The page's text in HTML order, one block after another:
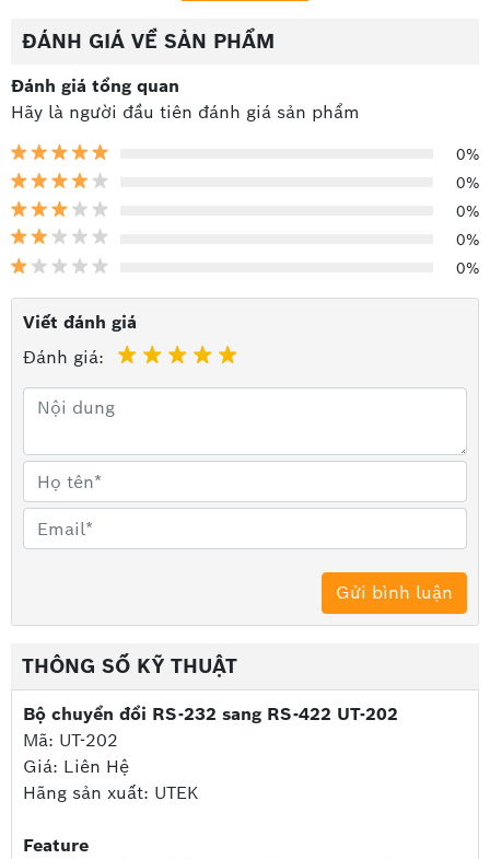
ĐÁNH GIÁ VỀ SẢN PHẨM
Đánh giá tổng quan
Hãy là người đầu tiên đánh giá sản phẩm
0%
0%
0%
0%
0%
Viết đánh giá
Đánh giá:
THÔNG SỐ KỸ THUẬT
Bộ chuyển đổi RS-232 sang RS-422 UT-202
Mã: UT-202
Giá: Liên Hệ
Hãng sản xuất: UTEK
Feature